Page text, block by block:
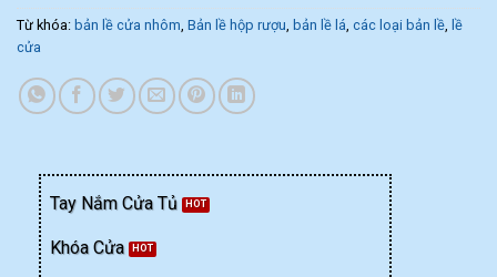
Từ khóa: bản lề cửa nhôm Bản lề hộp rượu bản lề lá các loại bản lề lề
cửa
Tay Nắm Cửa Tủ
Khóa Cửa